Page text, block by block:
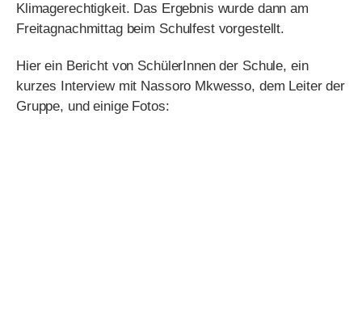
Klimagerechtigkeit. Das Ergebnis wurde dann am
Freitagnachmittag beim Schulfest vorgestellt.
Hier ein Bericht von SchülerInnen der Schule, ein
kurzes Interview mit Nassoro Mkwesso, dem Leiter der
Gruppe, und einige Fotos: